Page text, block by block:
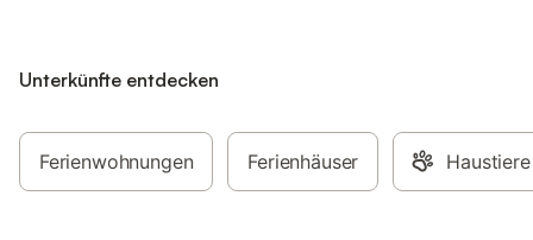
Unterkünfte entdecken
Ferienwohnungen Ferienhäuser